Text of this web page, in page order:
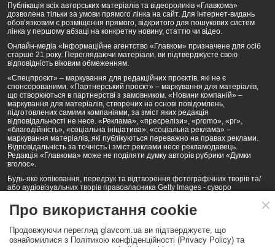
Публікація всіх авторських матеріалів та відеороликів «Главкома»
дозволена тільки за умови прямого лінка на сайт. Для інтернет-видань
обов’язковим є розміщення прямого, відкритого для пошукових систем
лінка у першому абзаці на конкретну новину, статтю чи відео.
Онлайн-медіа «Інформаційне агентство «Главком» призначене для осіб
старше 21 року. Переглядаючи матеріали, ви підтверджуєте свою
відповідність віковим обмеженням.
«Спецпроєкт» – маркування для редакційних проєктів, які не є
спонсорованими. «Партнерський проєкт» – маркування для матеріалів,
що створюються в партнерстві з замовником. «Новини компаній» –
маркування для матеріалів, створених на основі повідомлень,
підготовлених самими компаніями, за зміст яких редакція
відповідальності не несе. «Реклама», «пресрелізи», «promo», «pr»,
«благодійність», «соціальна ініціатива», «соціальна реклама» –
маркування матеріалів, які публікуються переважно на правах реклами.
Відповідальність за точність і зміст реклами несе рекламодавець.
Редакція «Главкома» може не поділяти думку авторів рубрики «Думки
вголос».
Будь-яке копіювання, передрук та відтворення фотографічних творів та/
або аудіовізуальних творів правовласника Getty Images - суворо
Політика конфіденційності (Privacy Policy). Правила сайту
КОНТАКТИ НАША КОМАНДА АРХІВ
Про використання cookie
Продовжуючи перегляд glavcom.ua ви підтверджуєте, що
ознайомилися з Політикою конфіденційності (Privacy Policy) та